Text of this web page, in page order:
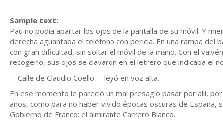
Sample text:
Pau no podía apartar los ojos de la pantalla de su móvil. Y
derecha aguantaba el teléfono con pericia. En una rampa del
con gran dificultad, sin soltar el móvil de la mano. Con el
recogerlo, sus ojos se clavaron en el letrero que indicaba el
—Calle de Claudio Coello —leyó en voz alta.
En ese momento le pareció un mal presagio pasar por allí,
años, como para no haber vivido épocas oscuras de
Gobierno de Franco: el almirante Carrero Blanco.